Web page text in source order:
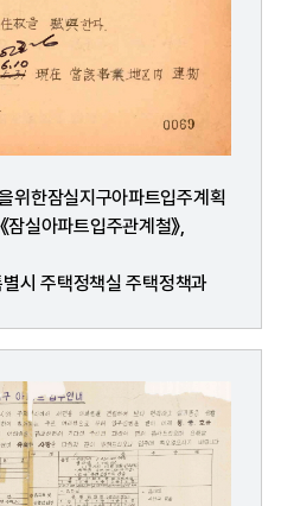
위한잠실지구아파트입주계획
잠실아파트입주관계철》,
시 주택정책실 주택정책과